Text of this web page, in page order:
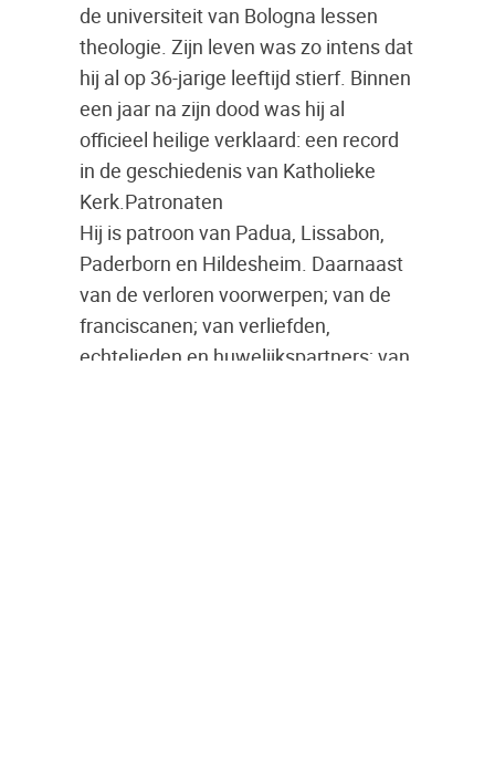
de universiteit van Bologna lessen
theologie. Zijn leven was zo intens dat
hij al op 36-jarige leeftijd stierf. Binnen
een jaar na zijn dood was hij al
officieel heilige verklaard: een record
in de geschiedenis van Katholieke
Kerk.Patronaten
Hij is patroon van Padua, Lissabon,
Paderborn en Hildesheim. Daarnaast
van de verloren voorwerpen; van de
franciscanen; van verliefden,
echtelieden en huwelijkspartners; van